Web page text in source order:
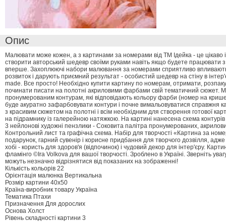
Опис
Малювати може кожен, а з картинами за номерами від ТМ Ідейка - це
створити авторський шедевр своїми руками навіть якщо будете працювати
вперше. Захоплюючі набори малювання за номерами сприятливо
розвиток і дарують приємний результат - особистий шедевр на стіну в
made. Все просто! Необхідно купити картину по номерам, отримати,
починати писати на полотні акриловими фарбами свій тематичний сюжет.
пронумерованим контурам, які відповідають кольору фарби (номер на
буде акуратно зафарбовувати контури і почне вимальовуватися справжня
з красивим сюжетом на полотні і всім необхідним для створення готової
на підрамнику із галерейною натяжкою. На картині нанесена схема
3 нейлонові художні пензлики - Соковита палітра пронумерованих,
Контрольний лист та графічна схема. Набір для творчості «Картина за
подарунок, гарний сувенір і корисне придбання для творчого дозвілля,
хобі - користь для здоров'я (відпочинок) і чудовий декор для інтер'єру.
фламінго ©Ira Volkova для вашої творчості. Зроблено в Україні. Зверніть
можуть незначно відрізнятися від показаних на зображенні!
Кількість кольорів 22
Орієнтація малюнка Вертикальна
Розмір картини 40х50
Країна-виробник товару Україна
Тематика Птахи
Призначення Для дорослих
Основа Холст
Рівень складності картини 3